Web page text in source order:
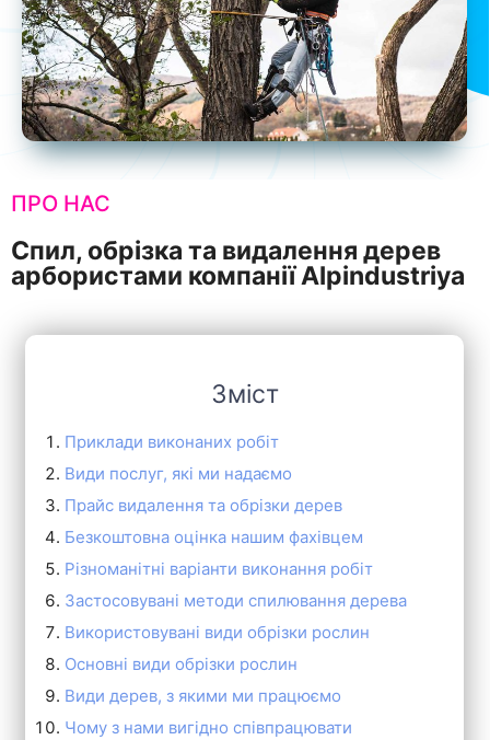
ПРО НАС
Спил, обрізка та видалення дерев
арбористами компанії Alpindustriya
Зміст
Приклади виконаних робіт
Види послуг, які ми надаємо
Прайс видалення та обрізки дерев
Безкоштовна оцінка нашим фахівцем
Різноманітні варіанти виконання робіт
Застосовувані методи спилювання дерева
Використовувані види обрізки рослин
Основні види обрізки рослин
Види дерев, з якими ми працюємо
Чому з нами вигідно співпрацювати